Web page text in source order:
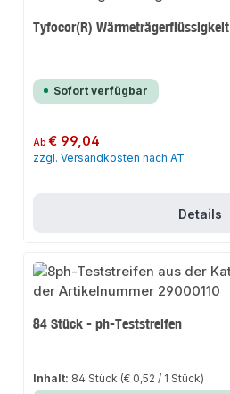
Tyfocor(R) Wärmeträgerflüssigkeit
Sofort verfügbar
Regulärer Preis:
Ab€ 99,04
zzgl. Versandkosten nach AT
Details
84 Stück - ph-Teststreifen
Inhalt: 84 Stück (€ 0,52 / 1 Stück)